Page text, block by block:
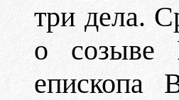
три дела.
о созыве
епископа